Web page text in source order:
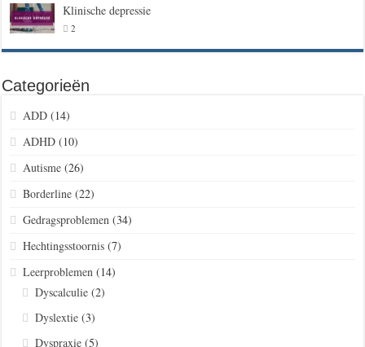
Klinische depressie
2
Categorieën
ADD(14)
ADHD(10)
Autisme(26)
Borderline(22)
Gedragsproblemen (34)
Hechtingsstoornis(7)
Leerproblemen (14)
Dyscalculie(2)
Dyslextie(3)
Dyspraxie(5)